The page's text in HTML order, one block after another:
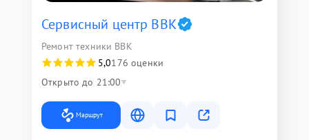
Сервисный центр BBK
Ремонт техники BBK
5,0176 оценки
Открыто до 21:00
Маршрут